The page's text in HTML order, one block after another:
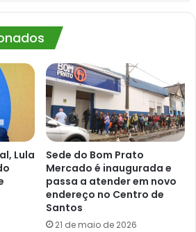
Lula
Sede do Bom Prato
Mercado é inaugurada e
passa a atender em novo
endereço no Centro de
Santos
21 de maio de 2026